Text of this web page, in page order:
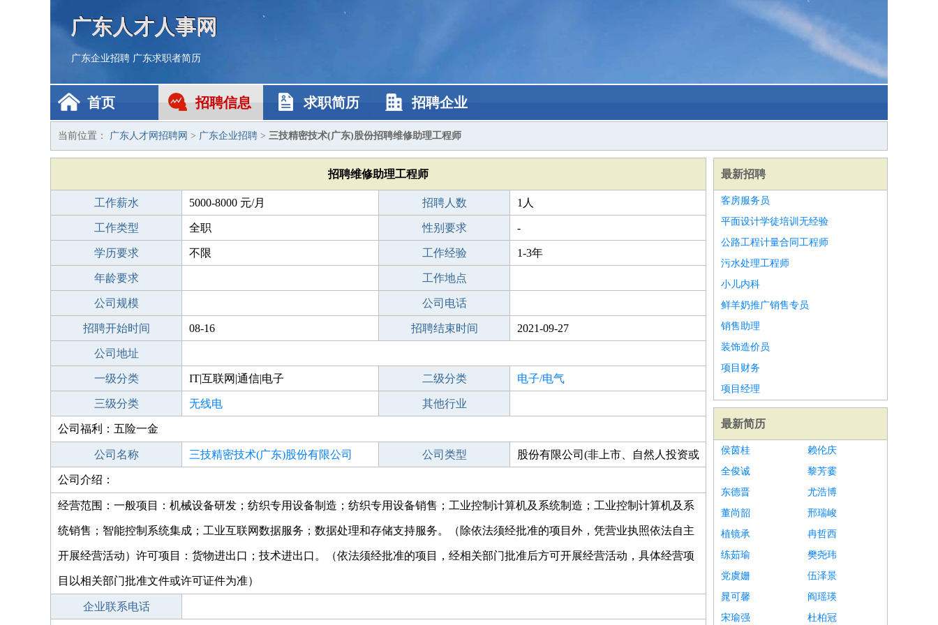
广东人才人事网
广东企业招聘 广东求职者简历
首页 招聘信息 求职简历 招聘企业
当前位置： 广东人才网招聘网 > 广东企业招聘 > 三技精密技术(广东)股份招聘维修助理工程师
招聘维修助理工程师
工作薪水 5000-8000 元/月 招聘人数 1人
工作类型 全职 性别要求 -
学历要求 不限 工作经验 1-3年
年龄要求 工作地点
公司规模 公司电话
招聘开始时间 08-16 招聘结束时间 2021-09-27
公司地址
一级分类 IT|互联网|通信|电子 二级分类 电子/电气
三级分类 无线电 其他行业
公司福利：五险一金
公司名称 三技精密技术(广东)股份有限公司 公司类型 股份有限公司(非上市、自然人投资或
公司介绍：
经营范围：一般项目：机械设备研发；纺织专用设备制造；纺织专用设备销售；工业控制计算机及系统制造；工业控制计算机及系
统销售；智能控制系统集成；工业互联网数据服务；数据处理和存储支持服务。（除依法须经批准的项目外，凭营业执照依法自主
开展经营活动）许可项目：货物进出口；技术进出口。（依法须经批准的项目，经相关部门批准后方可开展经营活动，具体经营项
目以相关部门批准文件或许可证件为准）
企业联系电话
最新招聘
客房服务员
平面设计学徒培训无经验
公路工程计量合同工程师
污水处理工程师
小儿内科
鲜羊奶推广销售专员
销售助理
装饰造价员
项目财务
项目经理
最新简历
侯茵桂
赖伦庆
全俊诚
黎芳霎
东德晋
尤浩博
董尚韶
邢瑞峻
植镜承
冉哲西
练茹瑜
樊尧玮
党虞姗
伍泽景
晁可馨
阎瑶瑛
宋瑜强
杜柏冠